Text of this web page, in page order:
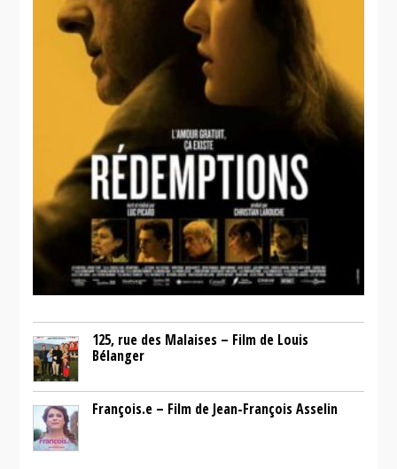
125, rue des Malaises – Film de Louis
Bélanger
François.e – Film de Jean-François Asselin